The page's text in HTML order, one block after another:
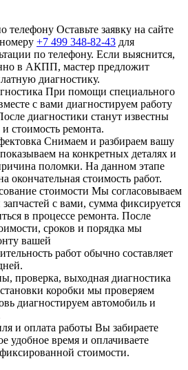
телефону Оставьте заявку на сайте
+7 499 348-82-43 для
по телефону. Если выяснится,
в АКПП, мастер предложит
диагностику.
При помощи специального
с вами диагностируем работу
диагностики станут известны
стоимость ремонта.
Снимаем и разбираем вашу
на конкретных деталях и
поломки. На данном этапе
окончательная стоимость работ.
стоимости Мы согласовываем
запчастей с вами, сумма фиксируется
в процессе ремонта. После
сроков и порядка мы
вашей
работ обычно составляет
проверка, выходная диагностика
коробки мы проверяем
диагностируем автомобиль и
и оплата работы Вы забираете
удобное время и оплачиваете
стоимости.